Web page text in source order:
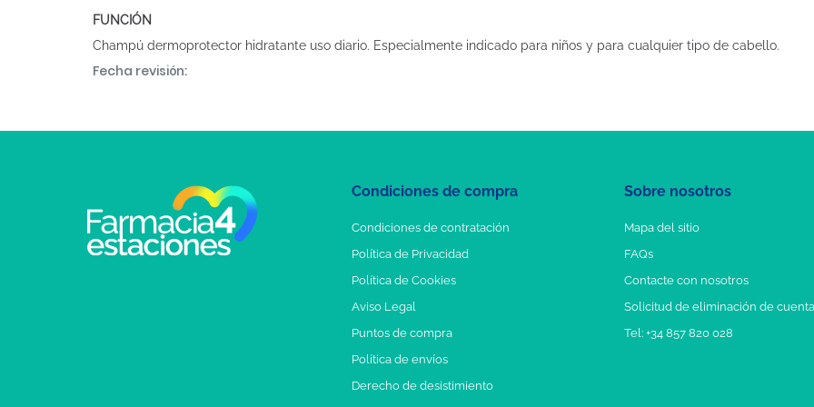
FUNCIÓN
Champú dermoprotector hidratante uso diario. Especialmente indicado para niños y para cualquier tipo de cabello.
Fecha revisión:
Condiciones de compra
Condiciones de contratación
Política de Privacidad
Política de Cookies
Aviso Legal
Puntos de compra
Política de envíos
Derecho de desistimiento
Sobre nosotros
Mapa del sitio
FAQs
Contacte con nosotros
Solicitud de eliminación de cuenta
Tel: +34 857 820 028